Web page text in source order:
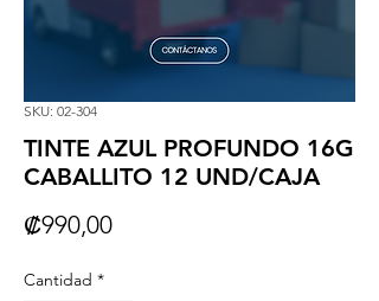
SKU: 02-304
TINTE AZUL PROFUNDO 16G
CABALLITO 12 UND/CAJA
₡990,00Precio
Cantidad *